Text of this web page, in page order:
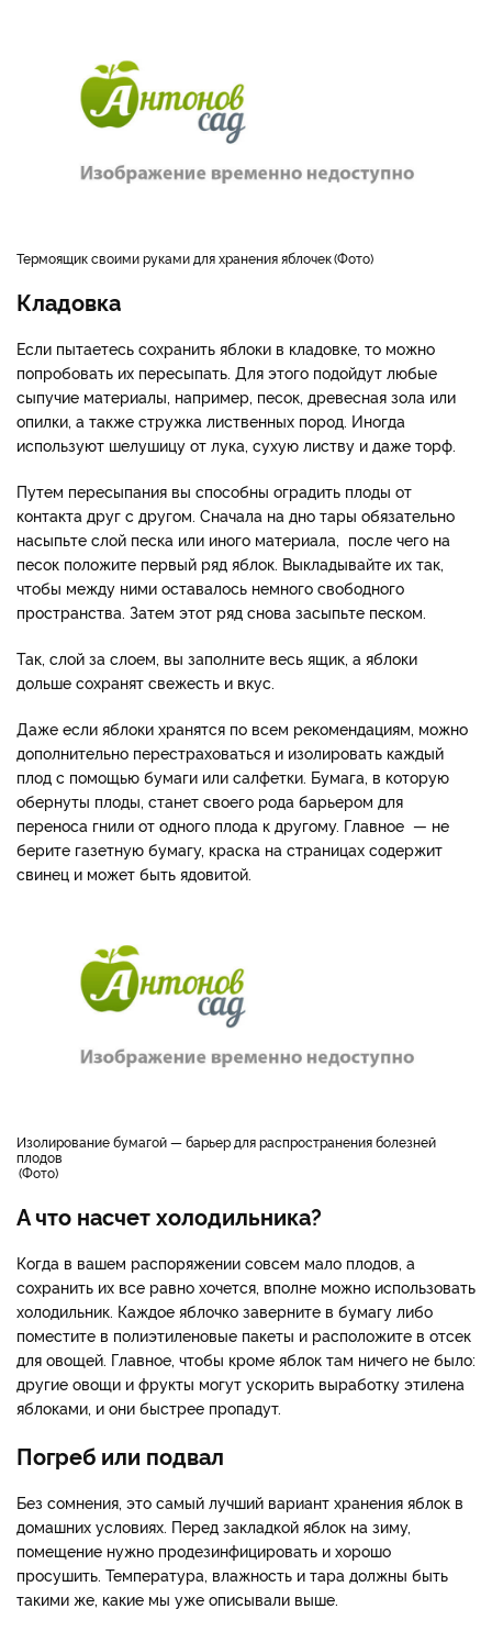
Термоящик своими руками для хранения яблочек Фото
Кладовка
Если пытаетесь сохранить яблоки в кладовке, то можно
попробовать их пересыпать. Для этого подойдут любые
сыпучие материалы, например, песок, древесная зола или
опилки, а также стружка лиственных пород. Иногда
используют шелушицу от лука, сухую листву и даже торф.
Путем пересыпания вы способны оградить плоды от
контакта друг с другом. Сначала на дно тары обязательно
насыпьте слой песка или иного материала, после чего на
песок положите первый ряд яблок. Выкладывайте их так,
чтобы между ними оставалось немного свободного
пространства. Затем этот ряд снова засыпьте песком.
Так, слой за слоем, вы заполните весь ящик, а яблоки
дольше сохранят свежесть и вкус.
Даже если яблоки хранятся по всем рекомендациям, можно
дополнительно перестраховаться и изолировать каждый
плод с помощью бумаги или салфетки. Бумага, в которую
обернуты плоды, станет своего рода барьером для
переноса гнили от одного плода к другому. Главное — не
берите газетную бумагу, краска на страницах содержит
свинец и может быть ядовитой.
Изолирование бумагой — барьер для распространения болезней
плодов
Фото
А что насчет холодильника?
Когда в вашем распоряжении совсем мало плодов, а
сохранить их все равно хочется, вполне можно использовать
холодильник. Каждое яблочко заверните в бумагу либо
поместите в полиэтиленовые пакеты и расположите в отсек
для овощей. Главное, чтобы кроме яблок там ничего не было:
другие овощи и фрукты могут ускорить выработку этилена
яблоками, и они быстрее пропадут.
Погреб или подвал
Без сомнения, это самый лучший вариант хранения яблок в
домашних условиях. Перед закладкой яблок на зиму,
помещение нужно продезинфицировать и хорошо
просушить. Температура, влажность и тара должны быть
такими же, какие мы уже описывали выше.